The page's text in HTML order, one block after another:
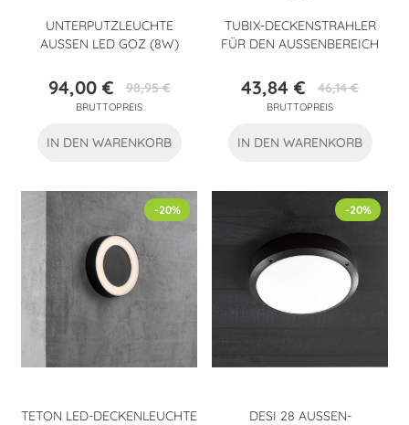
UNTERPUTZLEUCHTE
AUSSEN LED GOZ (8W)
Preis
94,00 €Verkaufspreis
98,95 €
BRUTTOPREIS
IN DEN WARENKORB
TUBIX-DECKENSTRAHLER
FÜR DEN AUSSENBEREICH
Preis
43,84 €Verkaufspreis
46,14 €
BRUTTOPREIS
IN DEN WARENKORB
TETON LED-DECKENLEUCHTE
-20%
DESI 28 AUSSEN-D
-20%